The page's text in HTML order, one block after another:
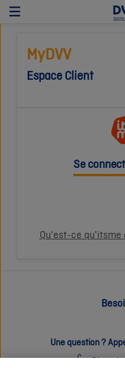
MyDVV
Espace Client
Se
Qu'est-ce
Une question ?